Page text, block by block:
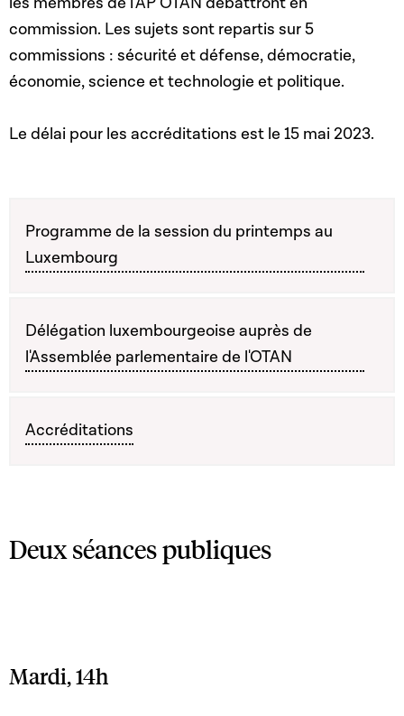
commission. Les sujets sont repartis sur 5
commissions : sécurité et défense, démocratie,
économie, science et technologie et politique.
Le délai pour les accréditations est le 15 mai 2023.
Programme de la session du printemps au
Luxembourg
Délégation luxembourgeoise auprès de
l'Assemblée parlementaire de l'OTAN
Accréditations
Deux séances publiques
Mardi, 14h